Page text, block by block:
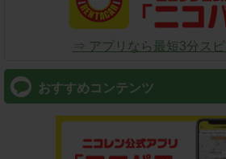
⇒ アプリなら最短3分スピ
おすすめコンテンツ